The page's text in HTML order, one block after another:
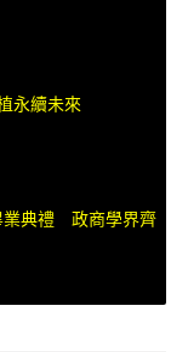
永續未來
業典禮 政商學界齊